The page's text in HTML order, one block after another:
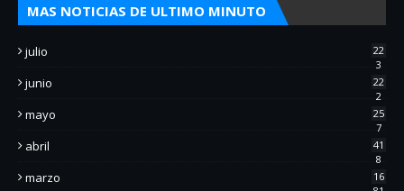
MAS NOTICIAS DE ULTIMO MINUTO
julio
22
3
junio
22
2
mayo
25
7
abril
41
8
marzo
16